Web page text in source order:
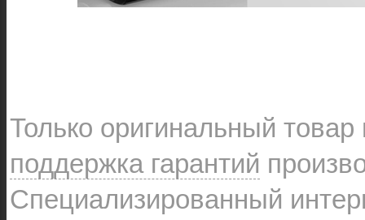
Только оригинальный
поддержка гарантий
Специализированный